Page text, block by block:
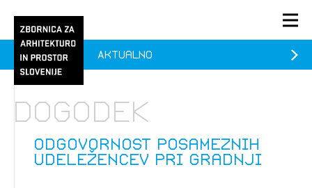
PRIJAVA
Članstvo
1/1
Pozdravljeni
Odgovornost posameznih
udeležencev pri gradnji
Dogodek
Aktualno
1/1
prijava
1/2
Prijava na novičnik